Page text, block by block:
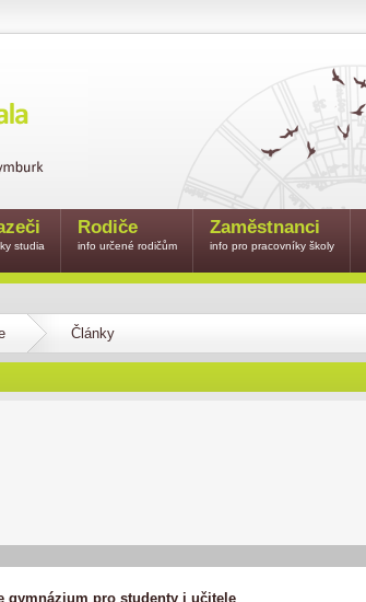
Články
gymnázium pro studenty i učitele
studia
Rodiče
info určené rodičům
Zaměstnanci
info pro pracovníky školy